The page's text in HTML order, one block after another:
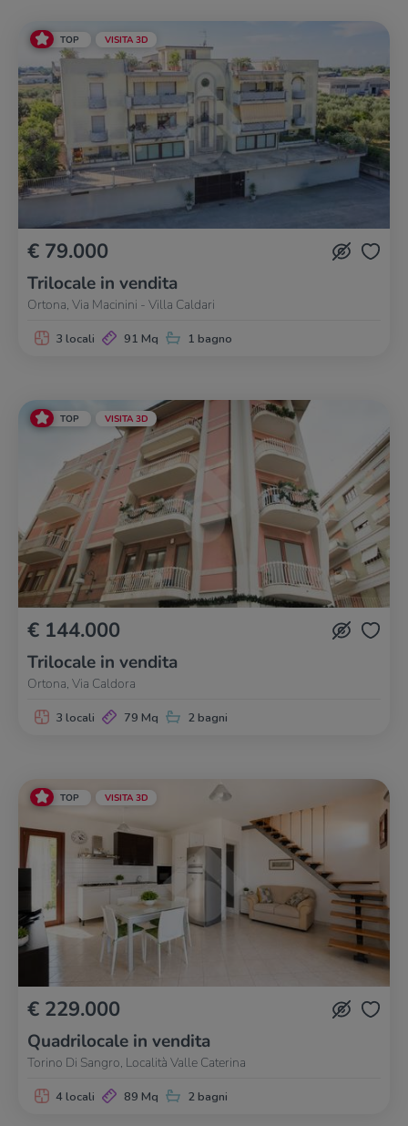
TOP VISITA 3D
€ 79.000
Trilocale in vendita
Ortona, Via Macinini - Villa Caldari
3 locali 91 Mq 1 bagno
TOP VISITA 3D
€ 144.000
Trilocale in vendita
Ortona, Via Caldora
3 locali 79 Mq 2 bagni
TOP VISITA 3D
€ 229.000
Quadrilocale in vendita
Torino Di Sangro, Località Valle Caterina
4 locali 89 Mq 2 bagni